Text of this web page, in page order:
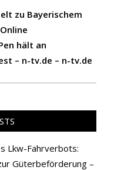
zu Bayerischem
hält an
– n-tv.de – n-tv.de
Lkw-Fahrverbots:
Güterbeförderung –